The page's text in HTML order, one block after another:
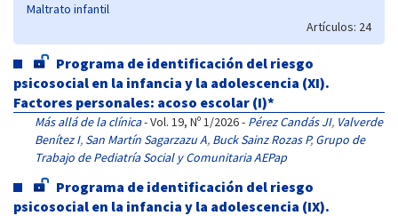
Maltrato infantil
Artículos: 24
Programa de identificación del riesgo
psicosocial en la infancia y la adolescencia (XI).
Factores personales: acoso escolar (I)*
Más allá de la clínica- Vol. 19, Nº 1/2026 - Pérez Candás JI, Valverde
Benítez I, San Martín Sagarzazu A, Buck Sainz Rozas P, Grupo de
Trabajo de Pediatría Social y Comunitaria AEPap
Programa de identificación del riesgo
psicosocial en la infancia y la adolescencia (IX).